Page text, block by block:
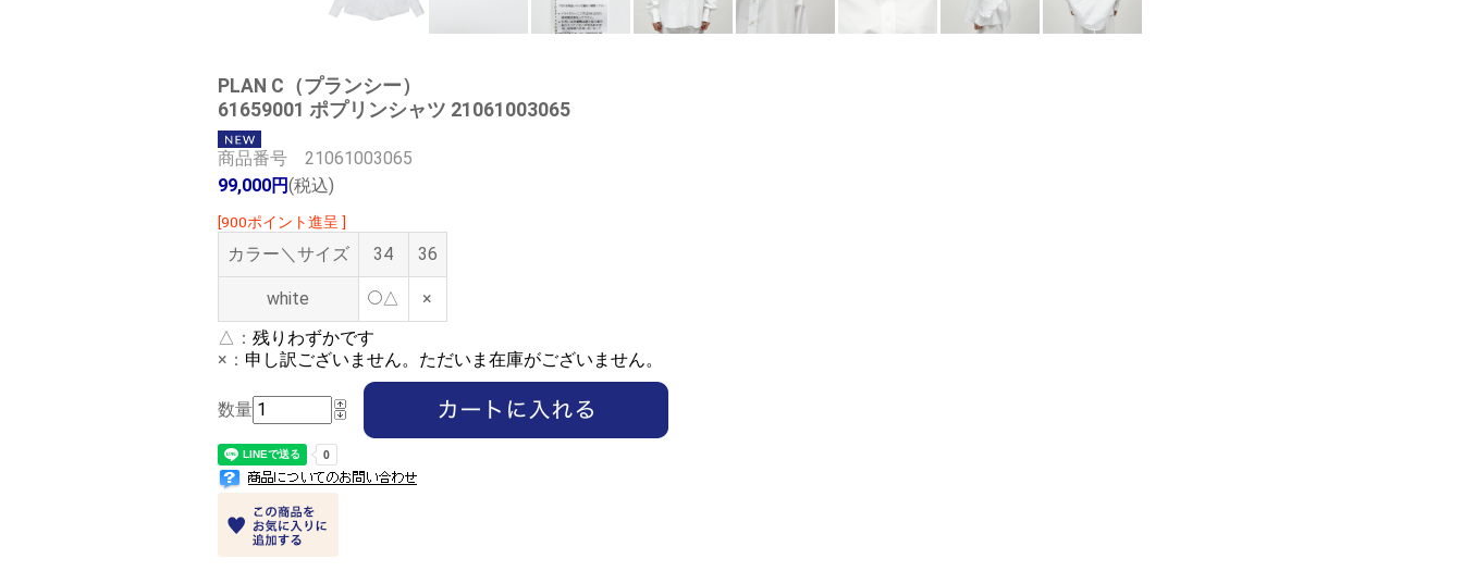
PLAN C（プランシー）
61659001 ポプリンシャツ 21061003065
商品番号 21061003065
99,000円(税込)
[900ポイント進呈 ]
カラー＼サイズ 34 36
white △
×
△： 残りわずかです
×： 申し訳ございません。ただいま在庫がございません。
数量